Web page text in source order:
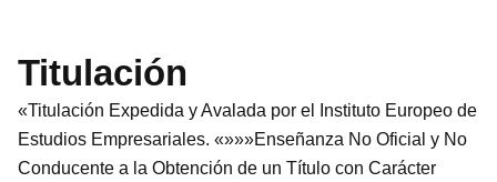
Titulación
«Titulación Expedida y Avalada por el Instituto Europeo de
Estudios Empresariales. «»»»Enseñanza No Oficial y No
Conducente a la Obtención de un Título con Carácter